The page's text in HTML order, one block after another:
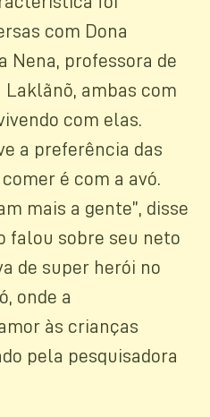
com Dona
Nena, professora de
ambas com
com elas.
a preferência das
é com a avó.
mais a gente”, disse
falou sobre seu neto
de super herói no
onde a
às crianças
pela pesquisadora